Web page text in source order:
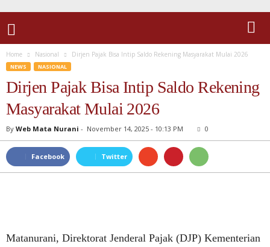
Home Nasional Dirjen Pajak Bisa Intip Saldo Rekening Masyarakat Mulai 2026
NEWS NASIONAL
Dirjen Pajak Bisa Intip Saldo Rekening
Masyarakat Mulai 2026
By Web Mata Nurani - November 14, 2025 - 10:13 PM 0
Facebook Twitter
Matanurani, Direktorat Jenderal Pajak (DJP) Kementerian